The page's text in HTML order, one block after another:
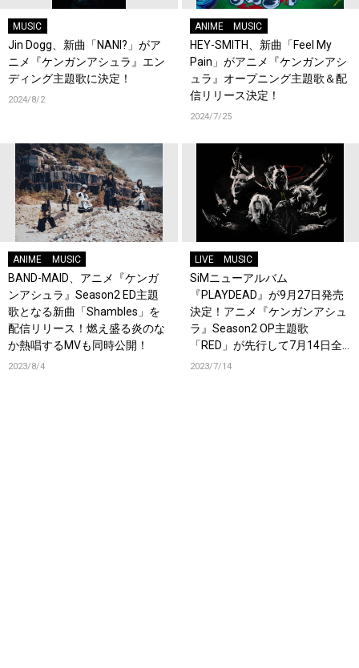
MUSIC
Jin Dogg、新曲「NANI?」がア
ニメ『ケンガンアシュラ』エン
ディング主題歌に決定！
2024/8/2
ANIME MUSIC
HEY-SMITH、新曲「Feel My
Pain」がアニメ『ケンガンアシ
ュラ』オープニング主題歌＆配
信リリース決定！
2024/7/25
ANIME MUSIC
BAND-MAID、アニメ『ケンガ
ンアシュラ』Season2 ED主題
歌となる新曲「Shambles」を
配信リリース！燃え盛る炎のな
か熱唱するMVも同時公開！
2023/8/4
LIVE MUSIC
SiMニューアルバム
『PLAYDEAD』が9月27日発売
決定！アニメ『ケンガンアシュ
ラ』Season2 OP主題歌
「RED」が先行して7月14日全
世界同時配信開始！更に10月よ
2023/7/14